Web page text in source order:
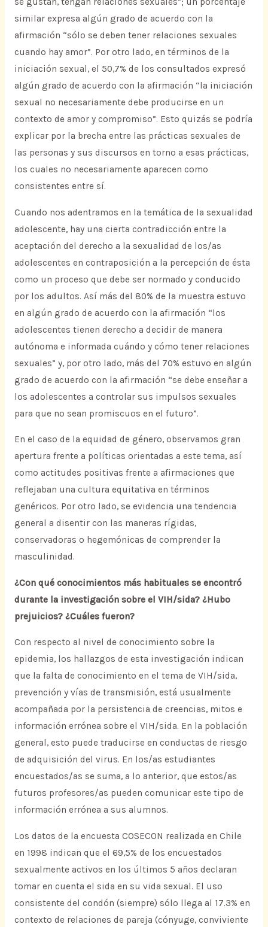
similar expresa algún grado de acuerdo con la
afirmación “sólo se deben tener relaciones sexuales
cuando hay amor”. Por otro lado, en términos de la
iniciación sexual, el 50,7% de los consultados expresó
algún grado de acuerdo con la afirmación “la iniciación
sexual no necesariamente debe producirse en un
contexto de amor y compromiso”. Esto quizás se podría
explicar por la brecha entre las prácticas sexuales de
las personas y sus discursos en torno a esas prácticas,
los cuales no necesariamente aparecen como
consistentes entre sí.
Cuando nos adentramos en la temática de la sexualidad
adolescente, hay una cierta contradicción entre la
aceptación del derecho a la sexualidad de los/as
adolescentes en contraposición a la percepción de ésta
como un proceso que debe ser normado y conducido
por los adultos. Así más del 80% de la muestra estuvo
en algún grado de acuerdo con la afirmación “los
adolescentes tienen derecho a decidir de manera
autónoma e informada cuándo y cómo tener relaciones
sexuales” y, por otro lado, más del 70% estuvo en algún
grado de acuerdo con la afirmación “se debe enseñar a
los adolescentes a controlar sus impulsos sexuales
para que no sean promiscuos en el futuro”.
En el caso de la equidad de género, observamos gran
apertura frente a políticas orientadas a este tema, así
como actitudes positivas frente a afirmaciones que
reflejaban una cultura equitativa en términos
genéricos. Por otro lado, se evidencia una tendencia
general a disentir con las maneras rígidas,
conservadoras o hegemónicas de comprender la
masculinidad.
¿Con qué conocimientos más habituales se encontró
durante la investigación sobre el VIH/sida? ¿Hubo
prejuicios? ¿Cuáles fueron?
Con respecto al nivel de conocimiento sobre la
epidemia, los hallazgos de esta investigación indican
que la falta de conocimiento en el tema de VIH/sida,
prevención y vías de transmisión, está usualmente
acompañada por la persistencia de creencias, mitos e
información errónea sobre el VIH/sida. En la población
general, esto puede traducirse en conductas de riesgo
de adquisición del virus. En los/as estudiantes
encuestados/as se suma, a lo anterior, que estos/as
futuros profesores/as pueden comunicar este tipo de
información errónea a sus alumnos.
Los datos de la encuesta COSECON realizada en Chile
en 1998 indican que el 69,5% de los encuestados
sexualmente activos en los últimos 5 años declaran
tomar en cuenta el sida en su vida sexual. El uso
consistente del condón (siempre) sólo llega al 17.3% en
contexto de relaciones de pareja (cónyuge, conviviente